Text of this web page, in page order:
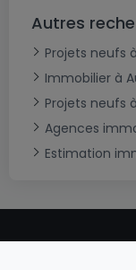
Autres
Projets neufs
Immobilier à
Projets neufs
Agences
Estimation